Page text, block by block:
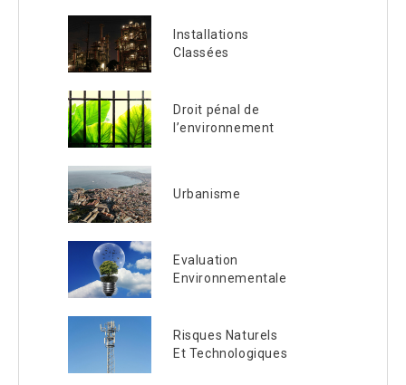
Installations
Classées
Droit pénal de
l’environnement
Urbanisme
Evaluation
Environnementale
Risques Naturels
Et Technologiques